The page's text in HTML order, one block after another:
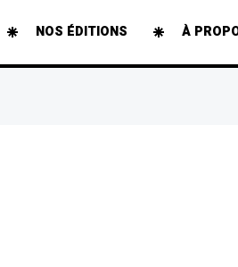
NOS ÉDITIONS À